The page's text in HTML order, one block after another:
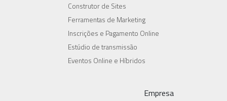
Construtor de Sites
Ferramentas de Marketing
Inscrições e Pagamento Online
Estúdio de transmissão
Eventos Online e Híbridos
Empresa